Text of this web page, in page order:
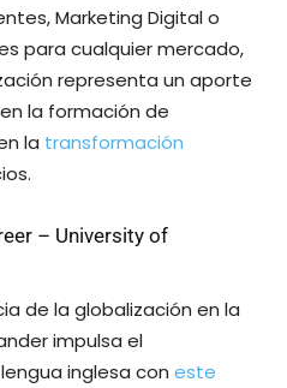
Marketing Digital o
para cualquier mercado,
representa un aporte
la formación de
la transformación
– University of
de la globalización en la
impulsa el
inglesa con este